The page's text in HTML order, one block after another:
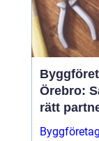
Örebro:
rätt
projekt